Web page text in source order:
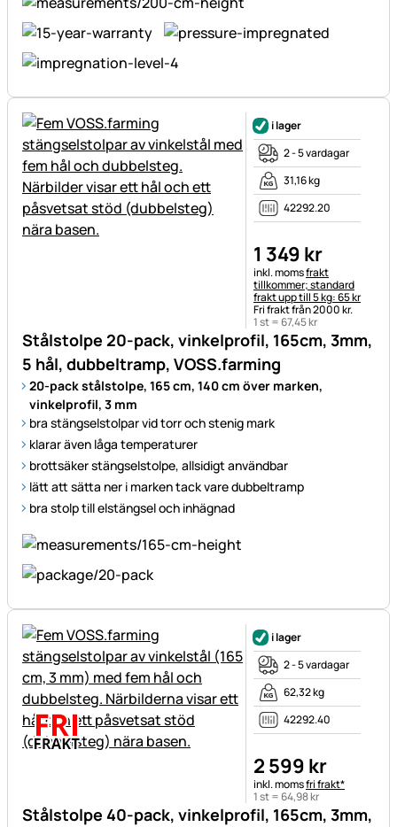
Stålstolpe 20-pack, vinkelprofil, 165cm, 3mm,
5 hål, dubbeltramp, VOSS.farming
20-pack stålstolpe, 165 cm, 140 cm över marken,
vinkelprofil, 3 mm
bra stängselstolpar vid torr och stenig mark
klarar även låga temperaturer
brottsäker stängselstolpe, allsidigt användbar
lätt att sätta ner i marken tack vare dubbeltramp
bra stolp till elstängsel och inhägnad
i lager
2 - 5 vardagar
31,16 kg
42292.20
1 349 kr
Skatteinformation:
inkl. momsfrakt
tillkommer; standard
frakt upp till 5 kg: 65 kr
Fri frakt från 2000 kr.
1 st = 67,45kr
Stålstolpe 40-pack, vinkelprofil, 165cm, 3mm,
i lager
2 - 5 vardagar
62,32 kg
42292.40
2 599 kr
Skatteinformation:
inkl. momsfri frakt*
1 st = 64,98kr